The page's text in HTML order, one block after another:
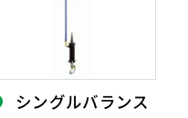
シングルバランス